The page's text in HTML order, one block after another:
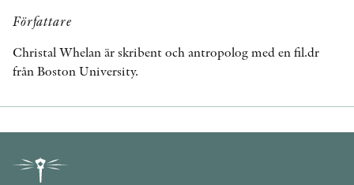
Författare
Christal Whelan är skribent och antropolog med en fil.dr
från Boston University.